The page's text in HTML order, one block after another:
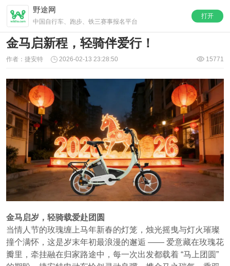
打开
野途网
中国自行车、跑步、铁三赛事报名平台
金马启新程，轻骑伴爱行！
作者：捷安特 2026-02-13 23:28:50 15771
金马启岁，轻骑载爱赴团圆
当情人节的玫瑰缠上马年新春的灯笼，烛光摇曳与灯火璀璨
撞个满怀，这是岁末年初最浪漫的邂逅 —— 爱意藏在玫瑰花
瓣里，牵挂融在归家路途中，每一次出发都载着 “马上团圆”